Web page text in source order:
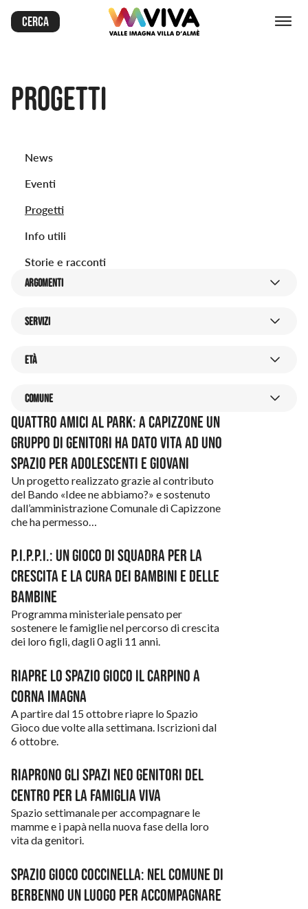
Cerca
Progetti
News
Eventi
Progetti
Info utili
Storie e racconti
ARGOMENTI
Adolescenti
Bambini e bambine
Caregiver
Casa
Cultura e tempo libero
Disabilità
Famiglia
Formazione
Genitori
Giovani
Lavoro
Prima infanzia
Salute
Servizi
Sostegni
Volontariato e cittadinanza attiva
SERVIZI
Crescere Insieme
Cura
Giovani
Sportello Password
ETÀ
0-3
3-6
6-13
14-35
35+
COMUNE
comune
Almè
Almenno San Bartolomeo
Almenno San Salvatore
Barzana
Berbenno
Brumano
Capizzone
Corna Imagna
Costa Valle Imagna
Fuipiano Valle Imagna
Locatello
Palazzago
Roncola
Rota d’Imagna
Sant’Omobono Terme
Strozza
Quattro amici al park: a Capizzone un
gruppo di genitori ha dato vita ad uno
spazio per adolescenti e giovani
Un progetto realizzato grazie al contributo
del Bando «Idee ne abbiamo?» e sostenuto
dall’amministrazione Comunale di Capizzone
che ha permesso…
P.I.P.P.I.: un gioco di squadra per la
crescita e la cura dei bambini e delle
bambine
Programma ministeriale pensato per
sostenere le famiglie nel percorso di crescita
dei loro figli, dagli 0 agli 11 anni.
Riapre lo Spazio Gioco Il Carpino a
Corna Imagna
A partire dal 15 ottobre riapre lo Spazio
Gioco due volte alla settimana. Iscrizioni dal
6 ottobre.
Riaprono gli Spazi Neo Genitori del
Centro per la Famiglia VIVA
Spazio settimanale per accompagnare le
mamme e i papà nella nuova fase della loro
vita da genitori.
Spazio Gioco Coccinella: nel Comune di
Berbenno un luogo per accompagnare